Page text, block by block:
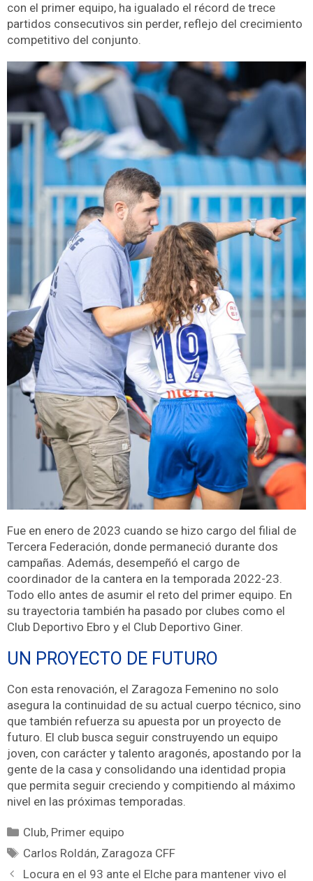
con el primer equipo, ha igualado el récord de trece
partidos consecutivos sin perder, reflejo del crecimiento
competitivo del conjunto.
Fue en enero de 2023 cuando se hizo cargo del filial de
Tercera Federación, donde permaneció durante dos
campañas. Además, desempeñó el cargo de
coordinador de la cantera en la temporada 2022-23.
Todo ello antes de asumir el reto del primer equipo. En
su trayectoria también ha pasado por clubes como el
Club Deportivo Ebro y el Club Deportivo Giner.
UN PROYECTO DE FUTURO
Con esta renovación, el Zaragoza Femenino no solo
asegura la continuidad de su actual cuerpo técnico, sino
que también refuerza su apuesta por un proyecto de
futuro. El club busca seguir construyendo un equipo
joven, con carácter y talento aragonés, apostando por la
gente de la casa y consolidando una identidad propia
que permita seguir creciendo y compitiendo al máximo
nivel en las próximas temporadas.
Club, Primer equipo
Carlos Roldán, Zaragoza CFF
Locura en el 93 ante el Elche para mantener vivo el